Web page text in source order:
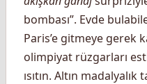
bombası”. Evde
Paris’e gitmeye gerek
olimpiyat rüzgarları
ısıtın. Altın